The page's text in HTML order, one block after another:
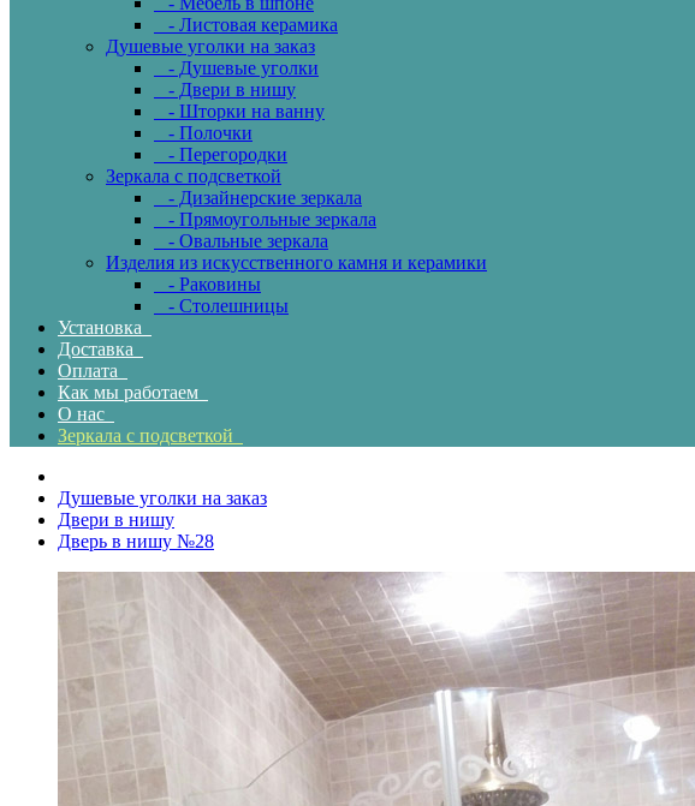
- Листовая керамика
Душевые уголки на заказ
- Душевые уголки
- Двери в нишу
- Шторки на ванну
- Полочки
- Перегородки
Зеркала с подсветкой
- Дизайнерские зеркала
- Прямоугольные зеркала
- Овальные зеркала
Изделия из искусственного камня и керамики
- Раковины
- Столешницы
Установка
Доставка
Оплата
Как мы работаем
О нас
Зеркала с подсветкой
Душевые уголки на заказ
Двери в нишу
Дверь в нишу №28